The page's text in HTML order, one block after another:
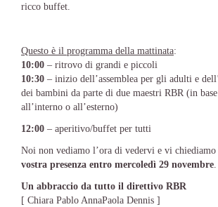
ricco buffet.
Questo è il programma della mattinata:
10:00 – ritrovo di grandi e piccoli
10:30 – inizio dell’assemblea per gli adulti e
dei bambini da parte di due maestri RBR (in base
all’interno o all’esterno)
12:00 – aperitivo/buffet per tutti
Noi non vediamo l’ora di vedervi e vi
vostra presenza entro mercoledì 29 novembre.
Un abbraccio da tutto il direttivo RBR
[ Chiara Pablo AnnaPaola Dennis ]